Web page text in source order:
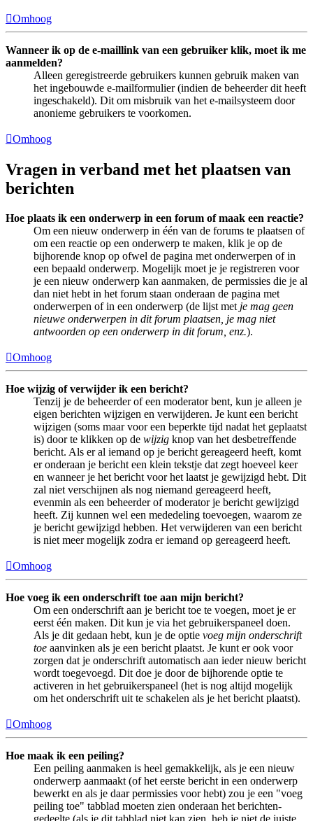
Omhoog
Wanneer ik op de e-maillink van een gebruiker klik, moet ik me
aanmelden?
Alleen geregistreerde gebruikers kunnen gebruik maken van
het ingebouwde e-mailformulier (indien de beheerder dit heeft
ingeschakeld). Dit om misbruik van het e-mailsysteem door
anonieme gebruikers te voorkomen.
Omhoog
Vragen in verband met het plaatsen van
berichten
Hoe plaats ik een onderwerp in een forum of maak een reactie?
Om een nieuw onderwerp in één van de forums te plaatsen of
om een reactie op een onderwerp te maken, klik je op de
bijhorende knop op ofwel de pagina met onderwerpen of in
een bepaald onderwerp. Mogelijk moet je je registreren voor
je een nieuw onderwerp kan aanmaken, de permissies die je al
dan niet hebt in het forum staan onderaan de pagina met
onderwerpen of in een onderwerp (de lijst met je mag geen
nieuwe onderwerpen in dit forum plaatsen, je mag niet
antwoorden op een onderwerp in dit forum, enz.).
Omhoog
Hoe wijzig of verwijder ik een bericht?
Tenzij je de beheerder of een moderator bent, kun je alleen je
eigen berichten wijzigen en verwijderen. Je kunt een bericht
wijzigen (soms maar voor een beperkte tijd nadat het geplaatst
is) door te klikken op de wijzig knop van het desbetreffende
bericht. Als er al iemand op je bericht gereageerd heeft, komt
er onderaan je bericht een klein tekstje dat zegt hoeveel keer
en wanneer je het bericht voor het laatst je gewijzigd hebt. Dit
zal niet verschijnen als nog niemand gereageerd heeft,
evenmin als een beheerder of moderator je bericht gewijzigd
heeft. Zij kunnen wel een mededeling toevoegen, waarom ze
je bericht gewijzigd hebben. Het verwijderen van een bericht
is niet meer mogelijk zodra er iemand op gereageerd heeft.
Omhoog
Hoe voeg ik een onderschrift toe aan mijn bericht?
Om een onderschrift aan je bericht toe te voegen, moet je er
eerst één maken. Dit kun je via het gebruikerspaneel doen.
Als je dit gedaan hebt, kun je de optie voeg mijn onderschrift
toe aanvinken als je een bericht plaatst. Je kunt er ook voor
zorgen dat je onderschrift automatisch aan ieder nieuw bericht
wordt toegevoegd. Dit doe je door de bijhorende optie te
activeren in het gebruikerspaneel (het is nog altijd mogelijk
om het onderschrift uit te schakelen als je het bericht plaatst).
Omhoog
Hoe maak ik een peiling?
Een peiling aanmaken is heel gemakkelijk, als je een nieuw
onderwerp aanmaakt (of het eerste bericht in een onderwerp
bewerkt en als je daar permissies voor hebt) zou je een "voeg
peiling toe" tabblad moeten zien onderaan het berichten-